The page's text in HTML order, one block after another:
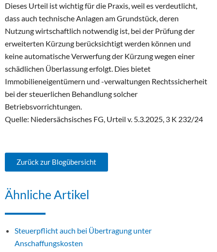
Dieses Urteil ist wichtig für die Praxis, weil es verdeutlicht,
dass auch technische Anlagen am Grundstück, deren
Nutzung wirtschaftlich notwendig ist, bei der Prüfung der
erweiterten Kürzung berücksichtigt werden können und
keine automatische Verwerfung der Kürzung wegen einer
schädlichen Überlassung erfolgt. Dies bietet
Immobilieneigentümern und -verwaltungen Rechtssicherheit
bei der steuerlichen Behandlung solcher
Betriebsvorrichtungen.
Quelle: Niedersächsisches FG, Urteil v. 5.3.2025, 3 K 232/24
Zurück zur Blogübersicht
Ähnliche Artikel
Steuerpflicht auch bei Übertragung unter
Anschaffungskosten